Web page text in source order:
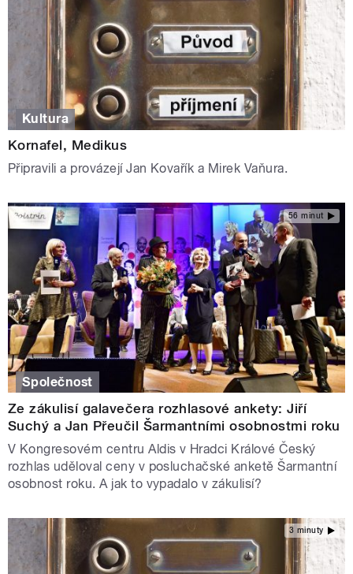
Kultura
Kornafel, Medikus
Připravili a provázejí Jan Kovařík a Mirek Vaňura.
56 minut
Společnost
Ze zákulisí galavečera rozhlasové ankety: Jiří
Suchý a Jan Přeučil Šarmantními osobnostmi roku
V Kongresovém centru Aldis v Hradci Králové Český
rozhlas uděloval ceny v posluchačské anketě Šarmantní
osobnost roku. A jak to vypadalo v zákulisí?
3 minuty